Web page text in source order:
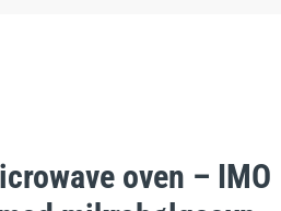
oven – IMO